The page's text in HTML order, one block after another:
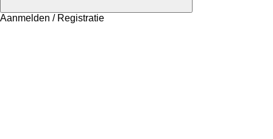
Aanmelden / Registratie